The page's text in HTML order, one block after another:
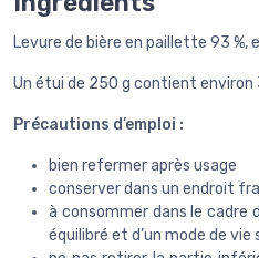
Levure de bière en paillette 93 %,
Un étui de 250 g contient environ
Précautions d’emploi :
bien refermer après usage
conserver dans un endroit
à consommer dans le cadre
équilibré et d’un mode de vie